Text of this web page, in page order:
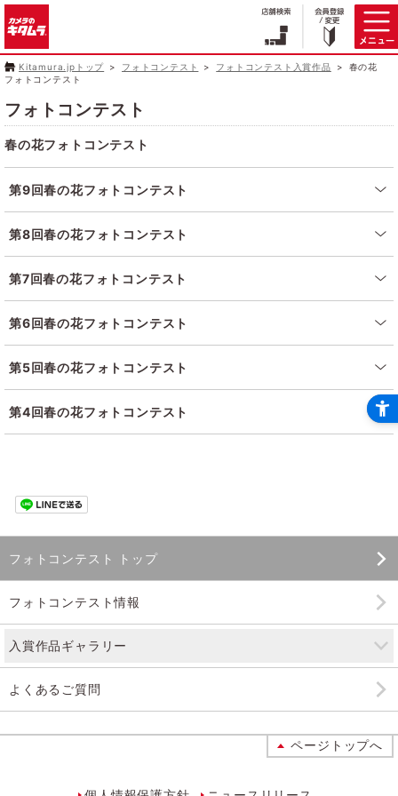
Kitamura.jpトップ フォトコンテスト フォトコンテスト入賞作品
春の花
フォトコンテスト
フォトコンテスト
春の花フォトコンテスト
第9回春の花フォトコンテスト
第8回春の花フォトコンテスト
第7回春の花フォトコンテスト
第6回春の花フォトコンテスト
第5回春の花フォトコンテスト
第4回春の花フォトコンテスト
フォトコンテスト トップ
フォトコンテスト情報
入賞作品ギャラリー
よくあるご質問
ページトップへ